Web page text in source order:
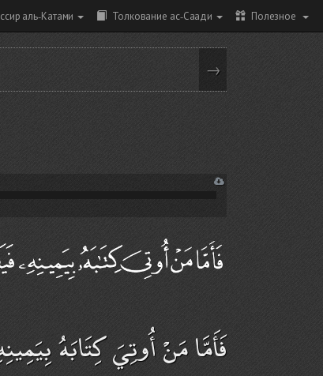
аль-Катами Толкование ас-Саади Полезное
→
فَأَمَّا مَنْ أُوتِيَ كِتَابَهُ